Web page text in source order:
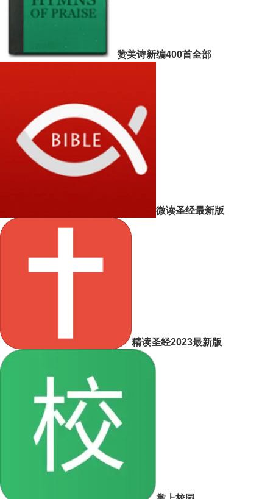
赞美诗新编400首全部
微读圣经最新版
精读圣经2023最新版